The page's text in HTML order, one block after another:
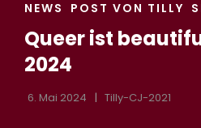
CAT
NEWS POST VON TILLY
Queer ist
2024
6. Mai 2024 Tilly-CJ-2021